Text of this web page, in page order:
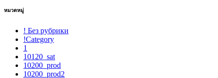
หมวดหมู่
! Без рубрики
!Category
1
10120_sat
10200_prod
10200_prod2